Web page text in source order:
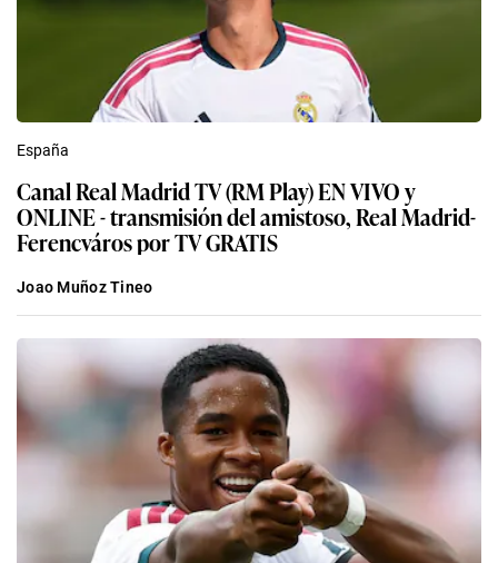
España
Canal Real Madrid TV (RM Play) EN VIVO y
ONLINE - transmisión del amistoso, Real Madrid-
Ferencváros por TV GRATIS
Joao Muñoz Tineo